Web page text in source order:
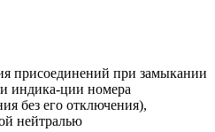
присоединений при замыкании
индика-ции номера
без его отключения),
нейтралью